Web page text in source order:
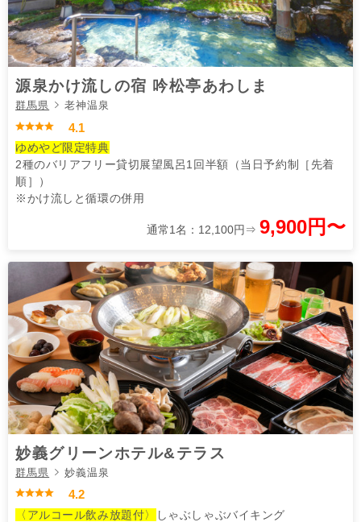
源泉かけ流しの宿 吟松亭あわしま
群馬県 老神温泉
4.1
ゆめやど限定特典
2種のバリアフリー貸切展望風呂1回半額（当日予約制［先着
順］）
※かけ流しと循環の併用
通常1名：12,100円⇒ 9,900円〜
妙義グリーンホテル&テラス
群馬県 妙義温泉
4.2
〈アルコール飲み放題付〉 しゃぶしゃぶバイキング